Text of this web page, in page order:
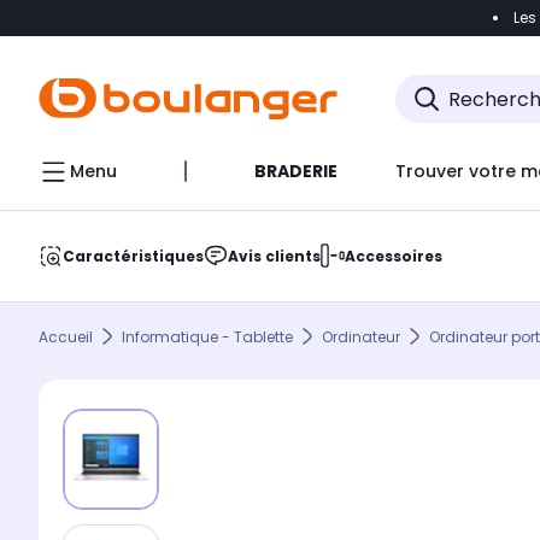
Accéder
Menu BRADERIE Trouver votre
Caractéristiques Avis clients Accessoires
Accueil Informatique - Tablette Ordinateur Ordinateur